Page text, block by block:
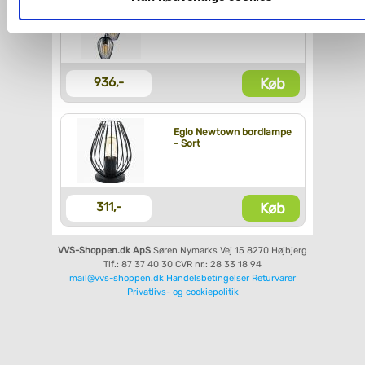
Du kan se mere om, hvordan vi behandler dine
personoplysninger, ved at klikke
klyngependel - Sort
936,- Køb
Eglo Newtown bordlampe
- Sort
311,- Køb
VVS-Shoppen.dk ApS Søren Nymarks Vej 15 8270 Højbjerg
Tlf.: 87 37 40 30 CVR nr.: 28 33 18 94
mail@vvs-shoppen.dk Handelsbetingelser Returvarer
Privatlivs- og cookiepolitik